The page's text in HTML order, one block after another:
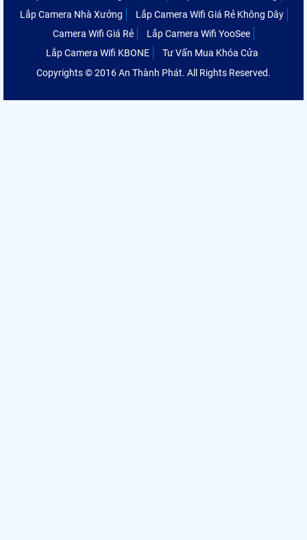
Lắp Camera Nhà Xưởng
Lắp Camera Wifi Giá Rẻ Không Dây
Camera Wifi Giá Rẻ
Lắp Camera Wifi YooSee
Lắp Camera Wifi KBONE
Tư Vấn Mua Khóa Cửa
Copyrights © 2016 An Thành Phát. All Rights Reserved.